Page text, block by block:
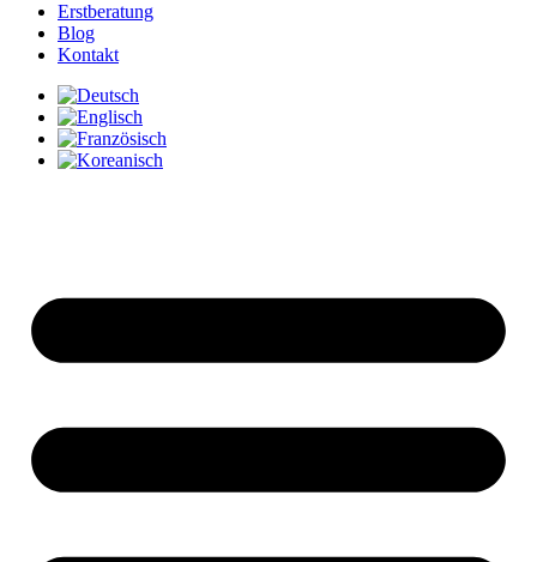
Erstberatung
Blog
Kontakt